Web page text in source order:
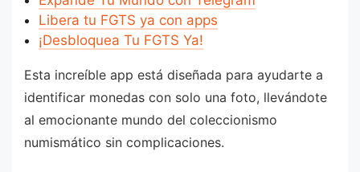
Libera tu FGTS ya con apps
¡Desbloquea Tu FGTS Ya!
Esta increíble app está diseñada para ayudarte a
identificar monedas con solo una foto, llevándote
al emocionante mundo del coleccionismo
numismático sin complicaciones.